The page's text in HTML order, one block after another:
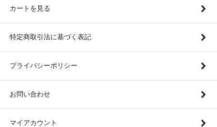
カートを見る
特定商取引法に基づく表記
プライバシーポリシー
お問い合わせ
マイアカウント